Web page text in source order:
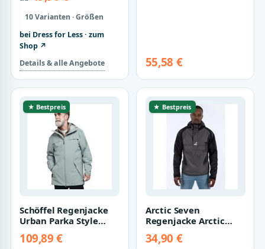
10 Varianten · Größen
bei Dress for Less · zum
Shop ↗
Details & alle Angebote
55,58 €
★ Bestpreis
Schöffel Regenjacke
Urban Parka Style
Bohorok MNS
(wasserdicht,
109,89 €
★ Bestpreis
Arctic Seven
Regenjacke Arctic
Seven Herren
Regenjacke AS324 mit
34,90 €